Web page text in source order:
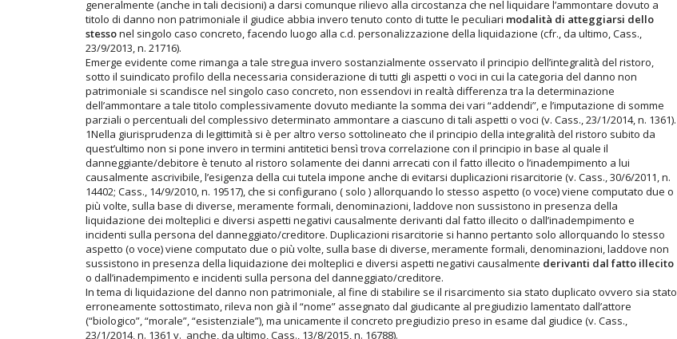
generalmente (anche in tali decisioni) a darsi comunque rilievo alla circostanza che nel liquidare l’ammontare dovuto a
titolo di danno non patrimoniale il giudice abbia invero tenuto conto di tutte le peculiari modalità di atteggiarsi dello
stessonel singolo caso concreto, facendo luogo alla c.d. personalizzazione della liquidazione (cfr., da ultimo, Cass.,
23/9/2013, n. 21716).
Emerge evidente come rimanga a tale stregua invero sostanzialmente osservato il principio dell’integralità del ristoro,
sotto il suindicato profilo della necessaria considerazione di tutti gli aspetti o voci in cui la categoria del danno non
patrimoniale si scandisce nel singolo caso concreto, non essendovi in realtà differenza tra la determinazione
dell’ammontare a tale titolo complessivamente dovuto mediante la somma dei vari “addendi”, e l’imputazione di somme
parziali o percentuali del complessivo determinato ammontare a ciascuno di tali aspetti o voci (v. Cass., 23/1/2014, n. 1361).
1Nella giurisprudenza di legittimità si è per altro verso sottolineato che il principio della integralità del ristoro subito da
quest’ultimo non si pone invero in termini antitetici bensì trova correlazione con il principio in base al quale il
danneggiante/debitore è tenuto al ristoro solamente dei danni arrecati con il fatto illecito o l’inadempimento a lui
causalmente ascrivibile, l’esigenza della cui tutela impone anche di evitarsi duplicazioni risarcitorie (v. Cass., 30/6/2011, n.
14402; Cass., 14/9/2010, n. 19517), che si configurano ( solo ) allorquando lo stesso aspetto (o voce) viene computato due o
più volte, sulla base di diverse, meramente formali, denominazioni, laddove non sussistono in presenza della
liquidazione dei molteplici e diversi aspetti negativi causalmente derivanti dal fatto illecito o dall’inadempimento e
incidenti sulla persona del danneggiato/creditore. Duplicazioni risarcitorie si hanno pertanto solo allorquando lo stesso
aspetto (o voce) viene computato due o più volte, sulla base di diverse, meramente formali, denominazioni, laddove non
sussistono in presenza della liquidazione dei molteplici e diversi aspetti negativi causalmente derivanti dal fatto illecito
o dall’inadempimento e incidenti sulla persona del danneggiato/creditore.
In tema di liquidazione del danno non patrimoniale, al fine di stabilire se il risarcimento sia stato duplicato ovvero sia stato
erroneamente sottostimato, rileva non già il “nome” assegnato dal giudicante al pregiudizio lamentato dall’attore
(“biologico”, “morale”, “esistenziale”), ma unicamente il concreto pregiudizio preso in esame dal giudice (v. Cass.,
23/1/2014, n. 1361 v. anche, da ultimo, Cass., 13/8/2015, n. 16788).